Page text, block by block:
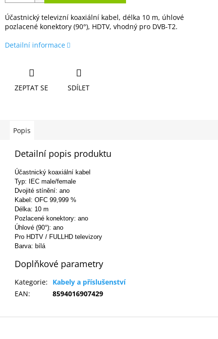
Účastnický televizní koaxiální kabel, délka 10 m, úhlové
pozlacené konektory (90°), HDTV, vhodný pro DVB-T2.
Detailní informace
ZEPTAT SE SDÍLET
Popis
Detailní popis produktu
Účastnický koaxiální kabel
Typ: IEC male/female
Dvojité stínění: ano
Kabel: OFC 99,999 %
Délka: 10 m
Pozlacené konektory: ano
Úhlové (90°): ano
Pro HDTV / FULLHD televizory
Barva: bílá
Doplňkové parametry
Kategorie:
Kabely a příslušenství
EAN: 8594016907429
Z